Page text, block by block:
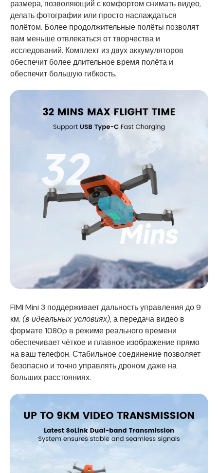
размера, позволяющий с комфортом снимать видео,
делать фотографии или просто наслаждаться
полётом. Более продолжительные полёты позволят
вам меньше отвлекаться от творчества и
исследований. Комплект из двух аккумуляторов
обеспечит более длительное время полёта и
обеспечит большую гибкость.
FIMI Mini 3 поддерживает дальность управления до 9
км. (в идеальных условиях), а передача видео в
формате 1080p в режиме реального времени
обеспечивает чёткое и плавное изображение прямо
на ваш телефон. Стабильное соединение позволяет
безопасно и точно управлять дроном даже на
больших расстояниях.